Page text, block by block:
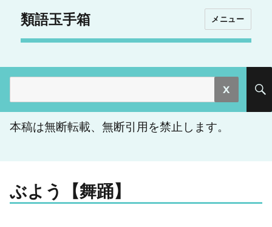
類語玉手箱 メニュー
索:
本稿は無断転載、無断引用を禁止します。
ぶよう【舞踊】